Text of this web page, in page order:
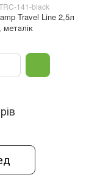
141-black
Travel Line 2,5л
металік